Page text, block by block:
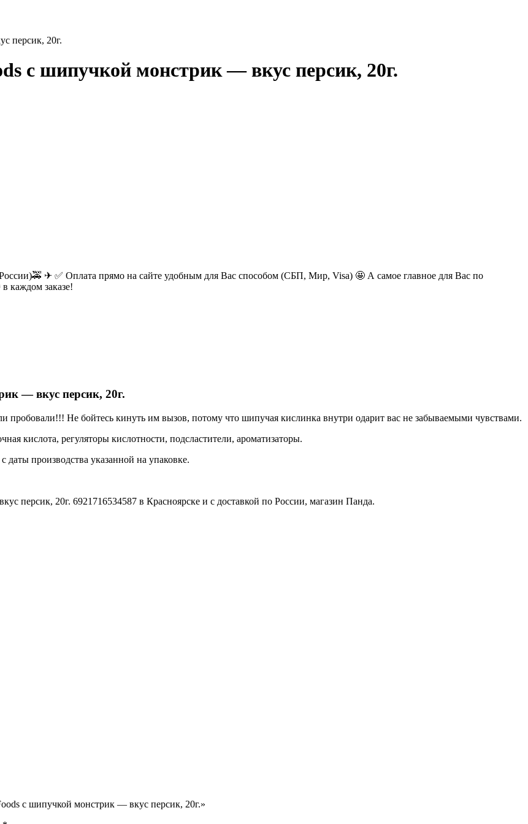
персик, 20г.
с шипучкой монстрик — вкус персик, 20г.
✈ ✅ Оплата прямо на сайте удобным для Вас способом (СБП, Мир, Visa) 🤩 А самое главное для Вас по
каждом заказе!
— вкус персик, 20г.
Не бойтесь кинуть им вызов, потому что шипучая кислинка внутри одарит вас не забываемыми чувствами.
кислота, регуляторы кислотности, подсластители, ароматизаторы.
даты производства указанной на упаковке.
персик, 20г. 6921716534587 в Красноярске и с доставкой по России, магазин Панда.
с шипучкой монстрик — вкус персик, 20г.»